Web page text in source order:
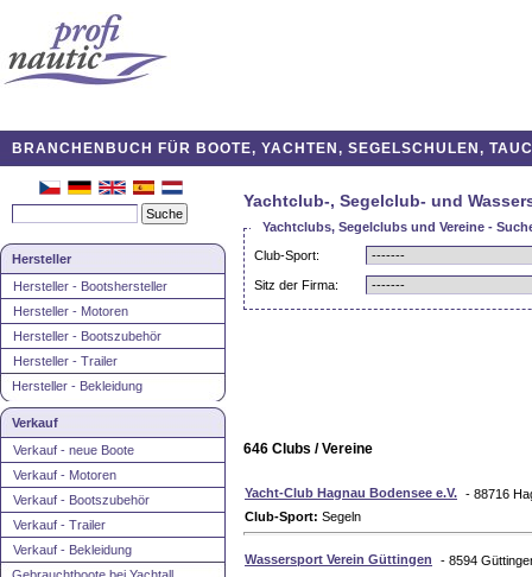
BRANCHENBUCH FÜR BOOTE, YACHTEN, SEGELSCHULEN,
Hersteller
Hersteller - Bootshersteller
Hersteller - Motoren
Hersteller - Bootszubehör
Hersteller - Trailer
Hersteller - Bekleidung
Verkauf
Verkauf - neue Boote
Verkauf - Motoren
Verkauf - Bootszubehör
Verkauf - Trailer
Verkauf - Bekleidung
Yachtclub-, Segelclub- und
Yachtclubs, Segelclubs und Vereine -
Club-Sport:
Sitz der Firma:
646 Clubs / Vereine
Yacht-Club Hagnau Bodensee e.V. - 88716
Club-Sport: Segeln
Wassersport Verein Güttingen
- 8594